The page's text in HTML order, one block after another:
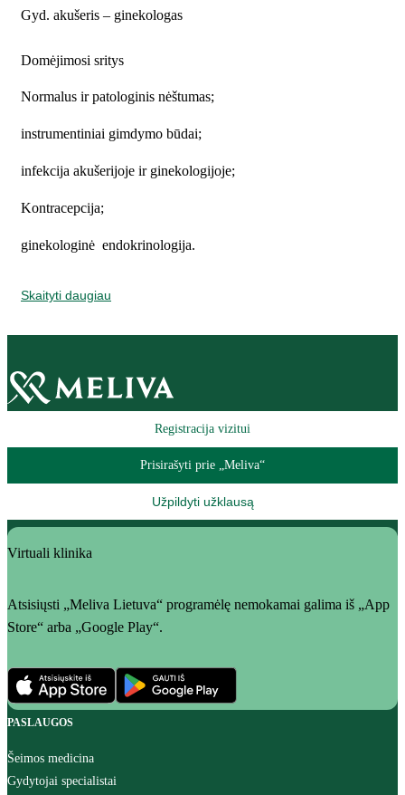
Gyd. akušeris – ginekologas
Domėjimosi sritys
Normalus ir patologinis nėštumas;
instrumentiniai gimdymo būdai;
infekcija akušerijoje ir ginekologijoje;
Kontracepcija;
ginekologinė endokrinologija.
Skaityti daugiau
Registracija vizitui
Prisirašyti prie „Meliva“
Užpildyti užklausą
Virtuali klinika
Atsisiųsti „Meliva Lietuva“ programėlę nemokamai galima iš „App
Store“ arba „Google Play“.
PASLAUGOS
Šeimos medicina
Gydytojai specialistai